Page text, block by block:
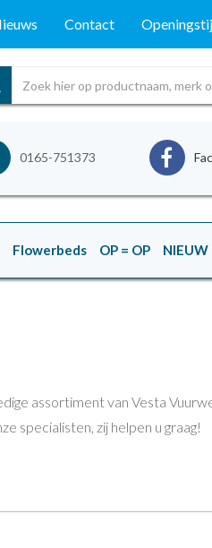
Contact
0165-751373
Flowerbeds OP = OP NIEUW
assortiment van Vesta
specialisten, zij helpen u graag!